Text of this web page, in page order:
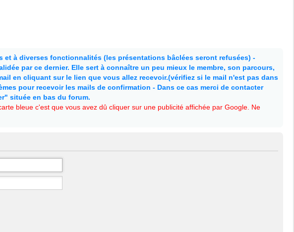
à diverses fonctionnalités (les présentations bâclées seront refusées) -
par ce dernier. Elle sert à connaître un peu mieux le membre, son parcours,
en cliquant sur le lien que vous allez recevoir.(vérifiez si le mail n'est pas dans
pour recevoir les mails de confirmation - Dans ce cas merci de contacter
située en bas du forum.
bleue c'est que vous avez dû cliquer sur une publicité affichée par Google. Ne